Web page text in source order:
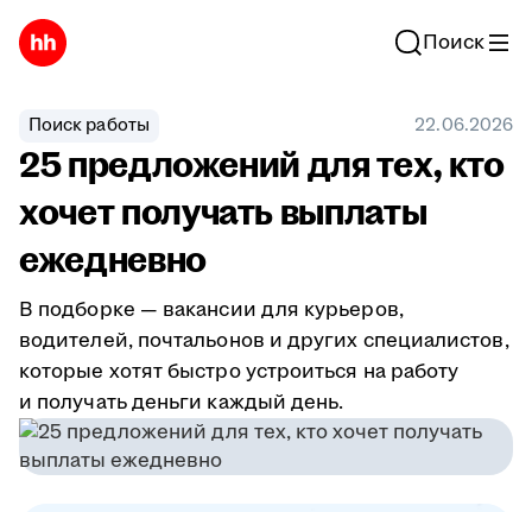
Поиск
Поиск работы 22.06.2026
25 предложений для тех, кто
хочет получать выплаты
ежедневно
В подборке — вакансии для курьеров,
водителей, почтальонов и других специалистов,
которые хотят быстро устроиться на работу
и получать деньги каждый день.